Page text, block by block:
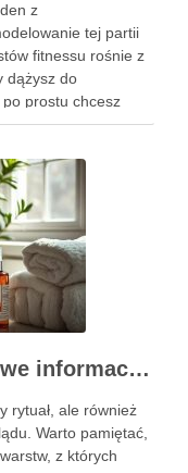
z
tej partii
fitnessu rośnie z
dążysz do
po prostu chcesz
dobrane
Pielęgnacja skóry: kluczowe informacje i skuteczne metody
rytuał, ale również
Warto pamiętać,
z których